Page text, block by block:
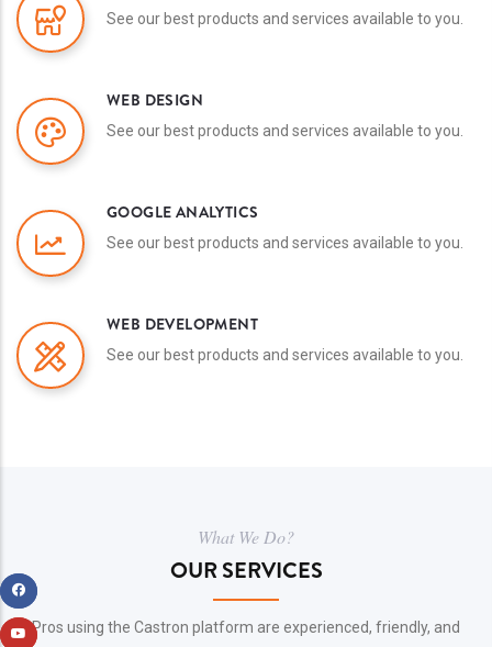
See our best products and services available to you.
WEB DESIGN
See our best products and services available to you.
GOOGLE ANALYTICS
See our best products and services available to you.
WEB DEVELOPMENT
See our best products and services available to you.
What We Do?
OUR SERVICES
Pros using the Castron platform are experienced, friendly, and